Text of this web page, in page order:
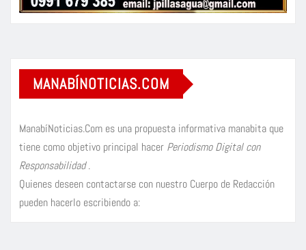
MANABÍNOTICIAS.COM
ManabíNoticias.Com es una propuesta informativa manabita que
tiene como objetivo principal hacer Periodismo Digital con
Responsabilidad.
Quienes deseen contactarse con nuestro Cuerpo de Redacción
pueden hacerlo escribiendo a: